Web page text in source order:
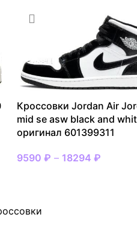
Кроссовки Jordan Air
mid se asw black and
оригинал 601399311
9590₽ – 18294₽